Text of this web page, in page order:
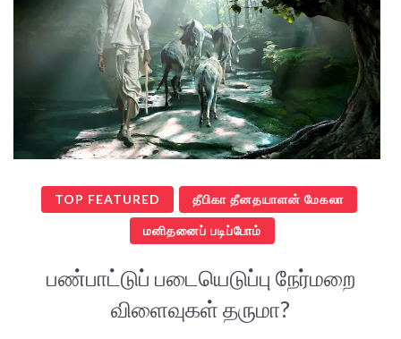
TOP FEATURED தீபிகா தீனதயாளன் மேகலா
மனிதனைப் படிப்போம்
பண்பாட்டுப் படையெடுப்பு நேர்மறை
விளைவுகள் தருமா?